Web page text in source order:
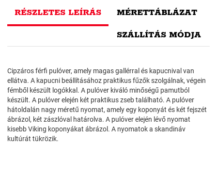
RÉSZLETES LEÍRÁS MÉRETTÁBLÁZAT
SZÁLLÍTÁS MÓDJA
Cipzáros férfi pulóver, amely magas gallérral és kapucnival van
ellátva. A kapucni beállításához praktikus fűzők szolgálnak, végein
fémből készült logókkal. A pulóver kiváló minőségű pamutból
készült. A pulóver elején két praktikus zseb található. A pulóver
hátoldalán nagy méretű nyomat, amely egy koponyát és két fejszét
ábrázol, két zászlóval határolva. A pulóver elején lévő nyomat
kisebb Viking koponyákat ábrázol. A nyomatok a skandináv
kultúrát tükrözik.